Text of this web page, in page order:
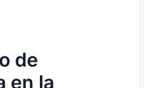
de
en la